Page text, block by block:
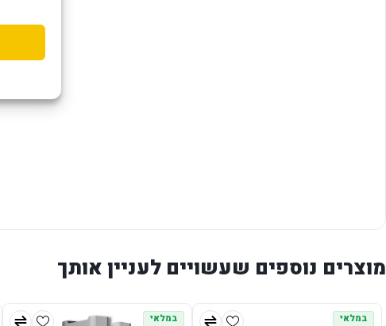
מוצרים נוספים שעשויים לעניין אותך
במלאי במלאי